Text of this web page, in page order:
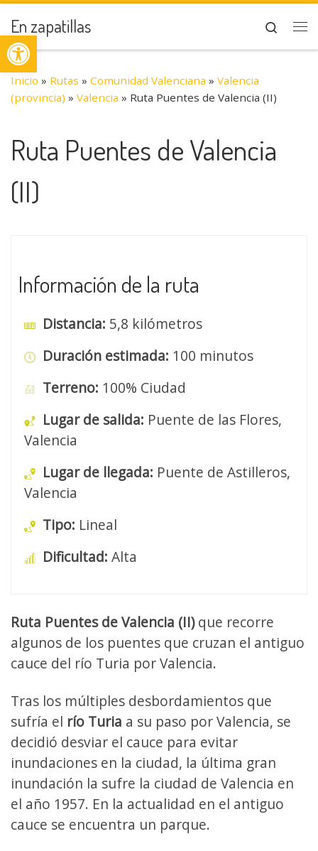
Abrir barra de herramientas
Saltar al contenido
En zapatillas
Search
Inicio » Rutas » Comunidad Valenciana » Valencia
(provincia) » Valencia » Ruta Puentes de Valencia (II)
Ruta Puentes de Valencia
(II)
Información de la ruta
Distancia: 5,8 kilómetros
Duración estimada: 100 minutos
Terreno: 100% Ciudad
Lugar de salida: Puente de las Flores,
Valencia
Lugar de llegada: Puente de Astilleros,
Valencia
Tipo: Lineal
Dificultad: Alta
Ruta Puentes de Valencia (II)que recorre
algunos de los puentes que cruzan el antiguo
cauce del río Turia por Valencia.
Tras los múltiples desbordamientos que
sufría el río Turia a su paso por Valencia, se
decidió desviar el cauce para evitar
inundaciones en la ciudad, la última gran
inundación la sufre la ciudad de Valencia en
el año 1957. En la actualidad en el antiguo
cauce se encuentra un parque.